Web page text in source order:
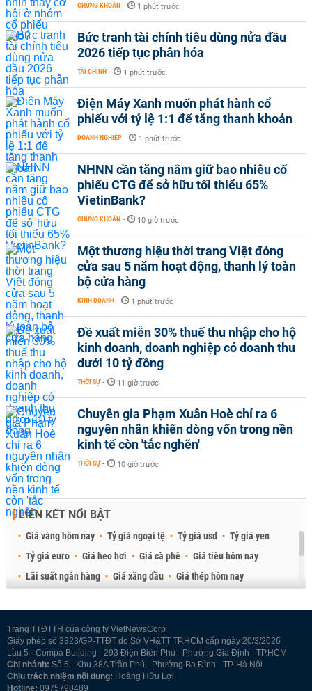
CHỨNG KHOÁN - 1 phút trước
Bức tranh tài chính tiêu dùng nửa đầu
2026 tiếp tục phân hóa
TÀI CHÍNH - 1 phút trước
Điện Máy Xanh muốn phát hành cổ
phiếu với tỷ lệ 1:1 để tăng thanh khoản
DOANH NGHIỆP - 1 phút trước
NHNN cần tăng nắm giữ bao nhiêu cổ
phiếu CTG để sở hữu tối thiểu 65%
VietinBank?
CHỨNG KHOÁN - 10 giờ trước
Một thương hiệu thời trang Việt đóng
cửa sau 5 năm hoạt động, thanh lý toàn
bộ cửa hàng
KINH DOANH - 1 phút trước
Đề xuất miễn 30% thuế thu nhập cho hộ
kinh doanh, doanh nghiệp có doanh thu
dưới 10 tỷ đồng
THỜI SỰ - 11 giờ trước
Chuyên gia Phạm Xuân Hoè chỉ ra 6
nguyên nhân khiến dòng vốn trong nền
kinh tế còn 'tắc nghẽn'
THỜI SỰ - 10 giờ trước
LIÊN KẾT NỔI BẬT
Giá vàng hôm nay Tỷ giá ngoại tệ Tỷ giá usd
Tỷ giá yen
Tỷ giá euro
Giá heo hơi Giá cà phê
Giá tiêu hôm nay
Lãi suất ngân hàng
Giá xăng dầu
Giá thép hôm nay
Trang TTĐTTH của công ty VietNewsCorp
Giấy phép số 3323/GP-TTĐT do Sở VH&TT TP.HCM cấp ngày 20/3/2026
Lầu 5 - Compa Building - 293 Điện Biên Phủ - Phường Gia Định - TP.HCM
Chi nhánh: Số 5 - Khu 38A Trần Phú - Phường Ba Đình - TP. Hà Nội
Chịu trách nhiệm nội dung: Hoàng Hữu Lợi
Hotline: 0975798489